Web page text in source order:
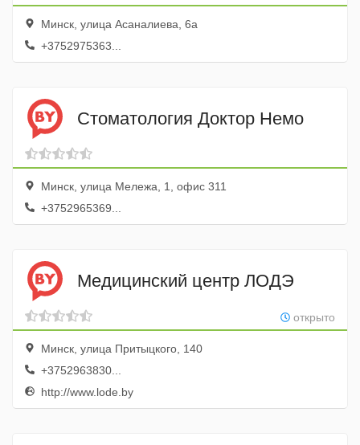
Минск, улица Асаналиева, 6а
+3752975363...
Стоматология Доктор Немо
Минск, улица Мележа, 1, офис 311
+3752965369...
Медицинский центр ЛОДЭ
открыто
Минск, улица Притыцкого, 140
+3752963830...
http://www.lode.by